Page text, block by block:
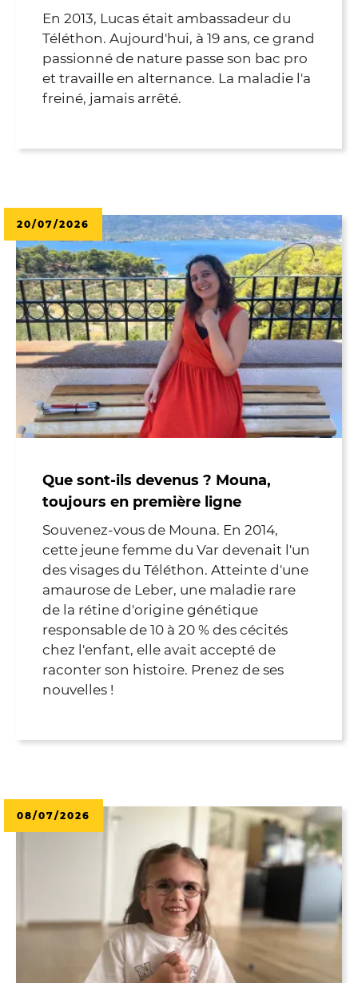
En 2013, Lucas était ambassadeur du
Téléthon. Aujourd'hui, à 19 ans, ce grand
passionné de nature passe son bac pro
et travaille en alternance. La maladie l'a
freiné, jamais arrêté.
20/07/2026
Que sont-ils devenus ? Mouna,
toujours en première ligne
Souvenez-vous de Mouna. En 2014,
cette jeune femme du Var devenait l'un
des visages du Téléthon. Atteinte d'une
amaurose de Leber, une maladie rare
de la rétine d'origine génétique
responsable de 10 à 20 % des cécités
chez l'enfant, elle avait accepté de
raconter son histoire. Prenez de ses
nouvelles !
08/07/2026